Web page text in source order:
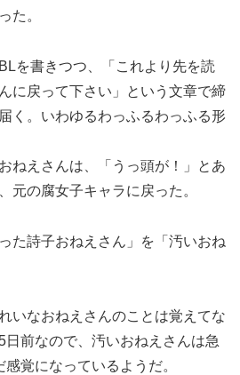
た。
を書きつつ、「これより先を読
に戻って下さい」という文章で締
く。いわゆるわっふるわっふる形
ねえさんは、「うっ頭が！」とあ
元の腐女子キャラに戻った。
た詩子おねえさん」を「汚いおね
いなおねえさんのことは覚えてな
前なので、汚いおねえさんは急
覚になっているようだ。